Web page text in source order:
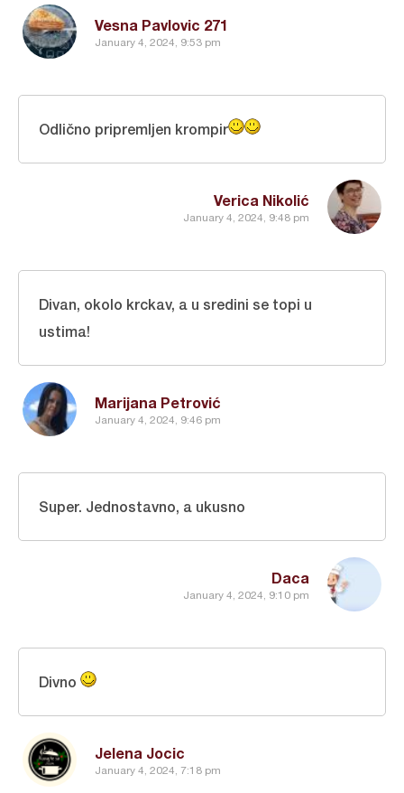
Vesna Pavlovic 271
January 4, 2024, 9:53 pm
Verica Nikolić
January 4, 2024, 9:48 pm
Odlično pripremljen krompir
Marijana Petrović
January 4, 2024, 9:46 pm
Divan, okolo krckav, a u sredini se topi u
ustima!
Daca
January 4, 2024, 9:10 pm
Super. Jednostavno, a ukusno
Jelena Jocic
January 4, 2024, 7:18 pm
Divno